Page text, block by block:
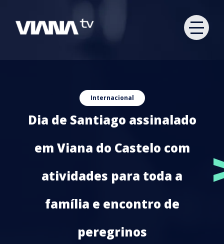
Internacional
Dia de Santiago assinalado
em Viana do Castelo com
atividades para toda a
família e encontro de
peregrinos